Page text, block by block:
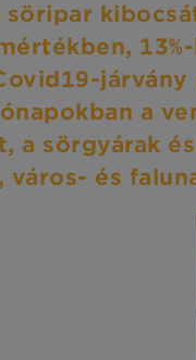
söripar
a
a sörgyárak
város- és